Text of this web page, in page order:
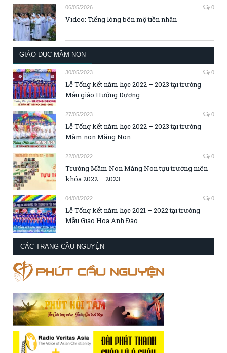
06/05/2026 0
Video: Tiếng lòng bên mộ tiền nhân
GIÁO DỤC MẦM NON
30/05/2023 0
Lễ Tổng kết năm học 2022 – 2023 tại trường
Mẫu giáo Hướng Dương
27/05/2023 0
Lễ Tổng kết năm học 2022 – 2023 tại trường
Mầm non Măng Non
22/08/2022 0
Trường Mầm Non Măng Non tựu trường niên
khóa 2022 – 2023
04/08/2022 0
Lễ Tổng kết năm học 2021 – 2022 tại trường
Mẫu Giáo Hoa Anh Đào
CÁC TRANG CẦU NGUYỆN